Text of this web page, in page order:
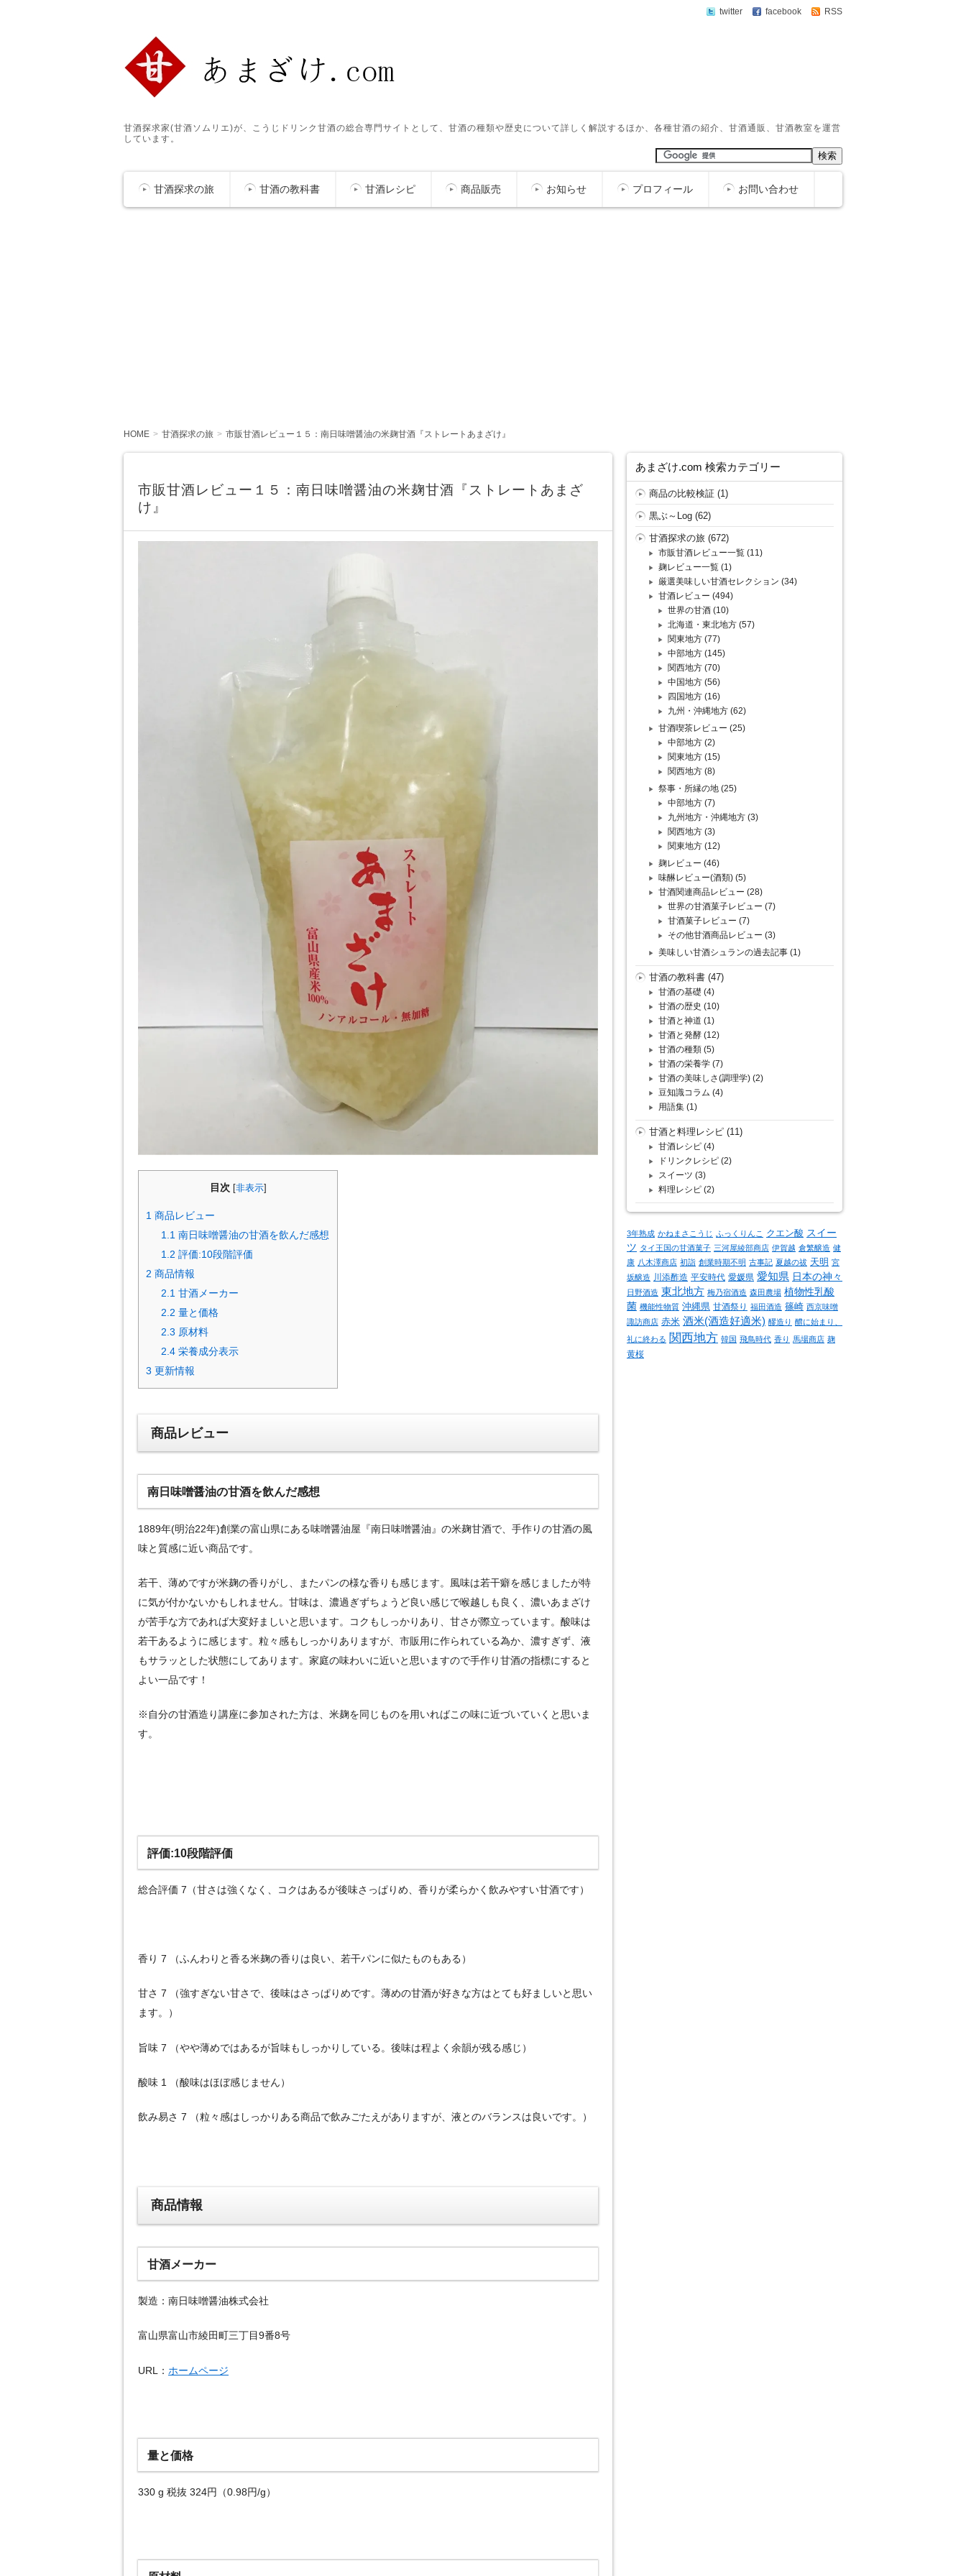
twitter facebook RSS
甘酒探求家(甘酒ソムリエ)が、こうじドリンク甘酒の総合専門サイトとして、甘酒の種類や歴史について詳しく解説するほか、各種甘酒の紹介、甘酒通販、甘酒教室を運営
しています。
甘酒探求の旅 甘酒の教科書 甘酒レシピ 商品販売 お知らせ プロフィール お問い合わせ
HOME 甘酒探求の旅 市販甘酒レビュー１５：南日味噌醤油の米麹甘酒『ストレートあまざけ』
市販甘酒レビュー１５：南日味噌醤油の米麹甘酒『ストレートあまざ
け』
目次 非表示]
1 商品レビュー
1.1 南日味噌醤油の甘酒を飲んだ感想
1.2 評価:10段階評価
2 商品情報
2.1 甘酒メーカー
2.2 量と価格
2.3 原材料
2.4 栄養成分表示
3 更新情報
商品レビュー
南日味噌醤油の甘酒を飲んだ感想
1889年(明治22年)創業の富山県にある味噌醤油屋『南日味噌醤油』の米麹甘酒で、手作りの甘酒の風
味と質感に近い商品です。
若干、薄めですが米麹の香りがし、またパンの様な香りも感じます。風味は若干癖を感じましたが特
に気が付かないかもしれません。甘味は、濃過ぎずちょうど良い感じで喉越しも良く、濃いあまざけ
が苦手な方であれば大変好ましいと思います。コクもしっかりあり、甘さが際立っています。酸味は
若干あるように感じます。粒々感もしっかりありますが、市販用に作られている為か、濃すぎず、液
もサラッとした状態にしてあります。家庭の味わいに近いと思いますので手作り甘酒の指標にすると
よい一品です！
※自分の甘酒造り講座に参加された方は、米麹を同じものを用いればこの味に近づいていくと思いま
す。
評価:10段階評価
総合評価 7（甘さは強くなく、コクはあるが後味さっぱりめ、香りが柔らかく飲みやすい甘酒です）
香り 7 （ふんわりと香る米麹の香りは良い、若干パンに似たものもある）
甘さ 7 （強すぎない甘さで、後味はさっぱりめです。薄めの甘酒が好きな方はとても好ましいと思い
ます。）
旨味 7 （やや薄めではあるが旨味もしっかりしている。後味は程よく余韻が残る感じ）
酸味 1 （酸味はほぼ感じません）
飲み易さ 7 （粒々感はしっかりある商品で飲みごたえがありますが、液とのバランスは良いです。）
商品情報
甘酒メーカー
製造：南日味噌醤油株式会社
富山県富山市綾田町三丁目9番8号
URL： ホームページ
量と価格
330 g 税抜 324円（0.98円/g）
あまざけ.com 検索カテゴリー
商品の比較検証 (1)
黒ぶ～Log (62)
甘酒探求の旅 (672)
市販甘酒レビュー一覧 (11)
麹レビュー一覧 (1)
厳選美味しい甘酒セレクション (34)
甘酒レビュー (494)
世界の甘酒 (10)
北海道・東北地方 (57)
関東地方 (77)
中部地方 (145)
関西地方 (70)
中国地方 (56)
四国地方 (16)
九州・沖縄地方 (62)
甘酒喫茶レビュー (25)
中部地方 (2)
関東地方 (15)
関西地方 (8)
祭事・所縁の地 (25)
中部地方 (7)
九州地方・沖縄地方 (3)
関西地方 (3)
関東地方 (12)
麹レビュー (46)
味醂レビュー(酒類) (5)
甘酒関連商品レビュー (28)
世界の甘酒菓子レビュー (7)
甘酒菓子レビュー (7)
その他甘酒商品レビュー (3)
美味しい甘酒シュランの過去記事 (1)
甘酒の教科書 (47)
甘酒の基礎 (4)
甘酒の歴史 (10)
甘酒と神道 (1)
甘酒と発酵 (12)
甘酒の種類 (5)
甘酒の栄養学 (7)
甘酒の美味しさ(調理学) (2)
豆知識コラム (4)
用語集 (1)
甘酒と料理レシピ (11)
甘酒レシピ (4)
ドリンクレシピ (2)
スイーツ (3)
料理レシピ (2)
3年熟成 かねまさこうじ ふっくりんこ クエン酸 スイー
ツ タイ王国の甘酒菓子 三河屋綾部商店 伊賀越 倉繁醸造 健
康 八木澤商店 初詣 創業時期不明 古事記 夏越の祓 天明 宮
坂醸造 川添酢造 平安時代 愛媛県 愛知県 日本の神々
日野酒造 東北地方 梅乃宿酒造 森田農場 植物性乳酸
菌 機能性物質 沖縄県 甘酒祭り 福田酒造 篠崎 西京味噌
諏訪商店 赤米 酒米(酒造好適米) 醪造り 醴に始まり、
礼に終わる 関西地方 韓国 飛鳥時代 香り 馬場商店 麹
黄桜